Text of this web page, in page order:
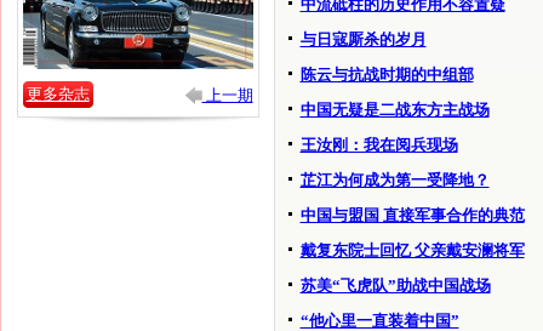
更多杂志 上一期
中流砥柱的历史作用不容置疑
与日寇厮杀的岁月
陈云与抗战时期的中组部
中国无疑是二战东方主战场
王汝刚：我在阅兵现场
芷江为何成为第一受降地？
中国与盟国 直接军事合作的典范
戴复东院士回忆 父亲戴安澜将军
苏美“飞虎队”助战中国战场
“他心里一直装着中国”